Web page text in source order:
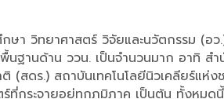
า วิทยาศาสตร์ วิจัยและนวัตกรรม (
พื้นฐานด้าน ววน. เป็นจำนวนมาก อา
(สดร.) สถาบันเทคโนโลยีนิวเคลียร์แ
กระจายอยู่ทุกภูมิภาค เป็นต้น ทั้งหม